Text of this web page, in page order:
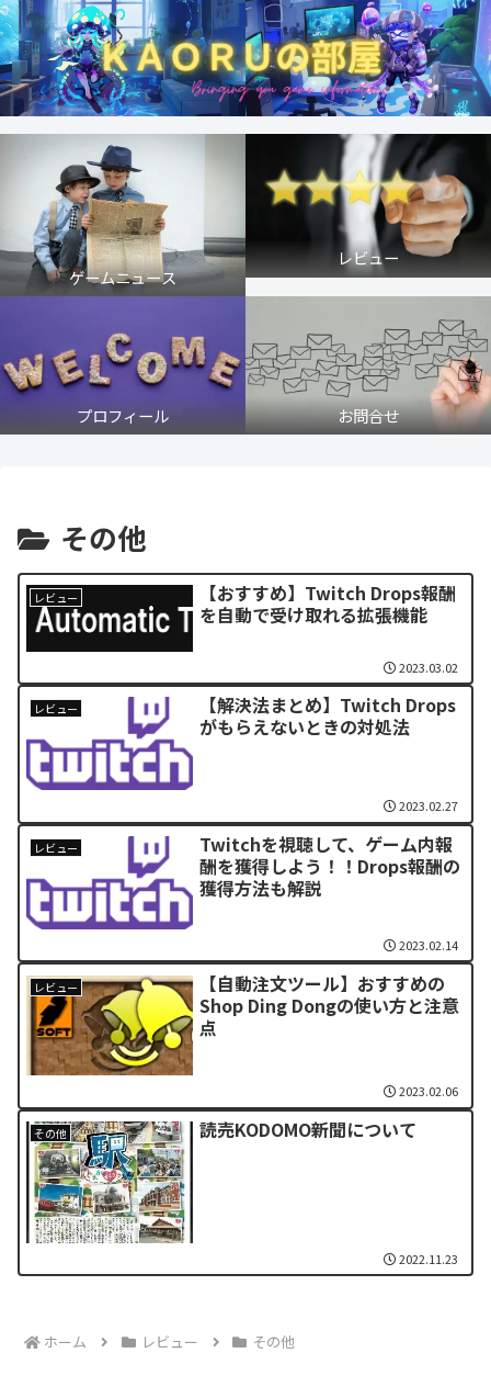
ゲームニュース
レビュー
プロフィール お問合せ
その他
レビュー
【おすすめ】Twitch Drops報酬
を自動で受け取れる拡張機能
2023.03.02
レビュー
【解決法まとめ】Twitch Drops
がもらえないときの対処法
2023.02.27
レビュー
Twitchを視聴して、ゲーム内報
酬を獲得しよう！！Drops報酬の
獲得方法も解説
2023.02.14
レビュー
【自動注文ツール】おすすめの
Shop Ding Dongの使い方と注意
点
2023.02.06
その他 読売KODOMO新聞について
2022.11.23
ホーム レビュー その他